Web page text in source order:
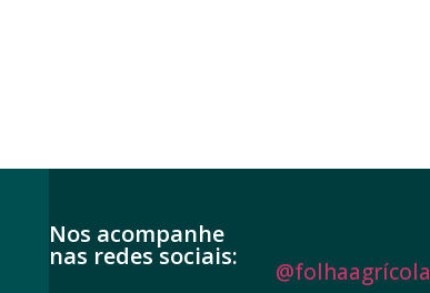
Nos acompanhe
nas redes sociais:
@folhaagrícola